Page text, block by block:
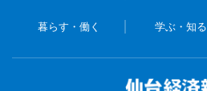
暮らす・働く 学ぶ・知る